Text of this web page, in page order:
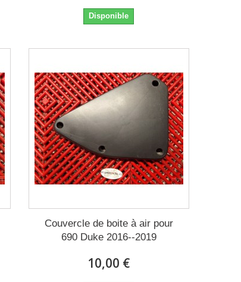
Disponible
Couvercle de boite à air pour
690 Duke 2016--2019
10,00 €